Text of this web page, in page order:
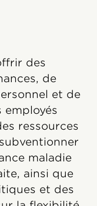
des
de
et de
employés
ressources
maladie
ainsi que
et des